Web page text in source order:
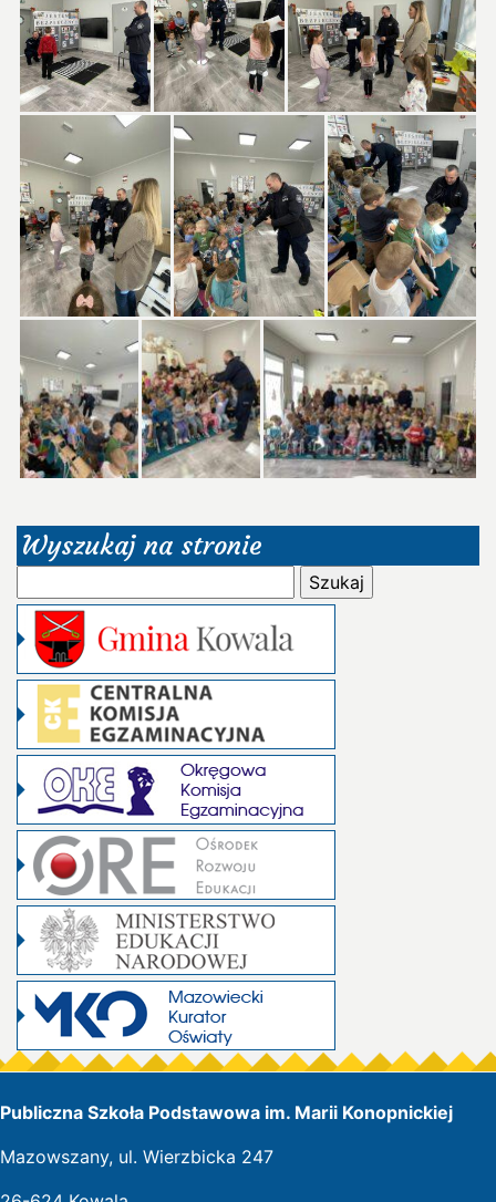
Wyszukaj na stronie
Publiczna Szkoła Podstawowa im. Marii Konopnickiej
Mazowszany, ul. Wierzbicka 247